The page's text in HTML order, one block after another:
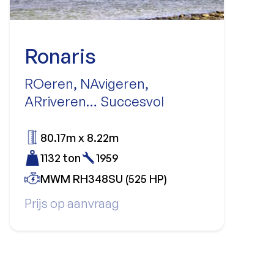
Ronaris
ROeren, NAvigeren,
ARriveren… Succesvol
Prijs op aanvraag
80.17m x 8.22m
1132 ton
1959
MWM RH348SU (525 HP)